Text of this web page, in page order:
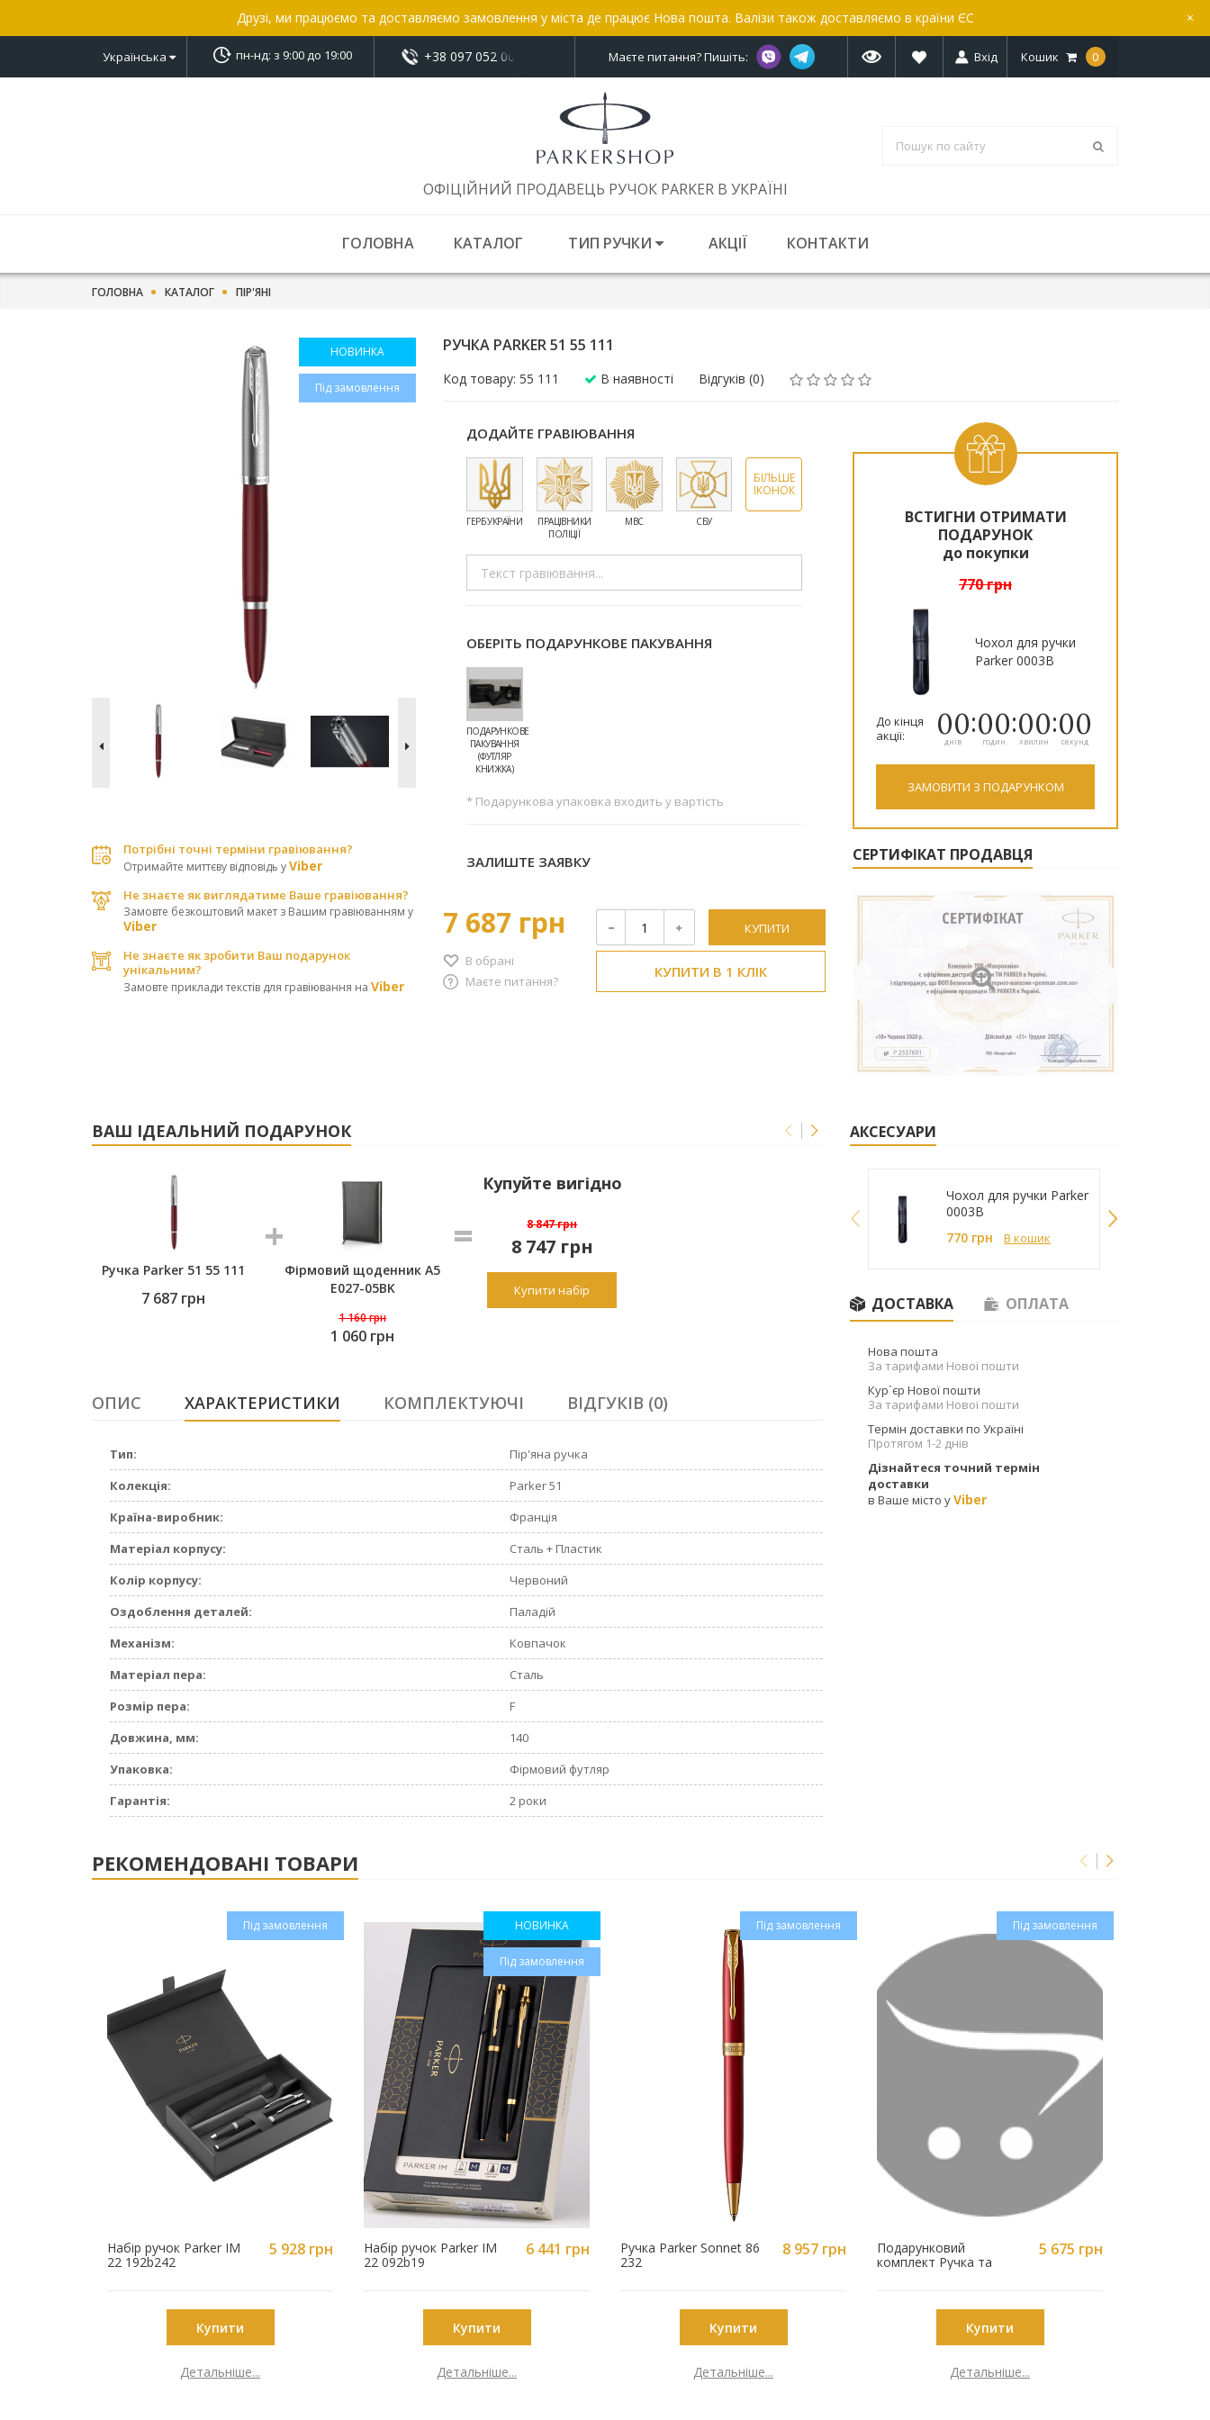
Друзі, ми працюємо та доставляємо замовлення у міста де працює Нова пошта. Валізи також доставляємо в країни ЄС ×
Українська пн-нд: з 9:00 до 19:00 +38 097 052 00 52
показати номер Маєте питання? Пишіть: Вхід Кошик 0
ОФІЦІЙНИЙ ПРОДАВЕЦЬ РУЧОК PARKER В УКРАЇНІ
ГОЛОВНА КАТАЛОГ ТИП РУЧКИ АКЦІЇ КОНТАКТИ
ГОЛОВНА КАТАЛОГ ПІР'ЯНІ
НОВИНКА
Під замовлення
Потрібні точні терміни гравіювання?
Отримайте миттєву відповідь уViber
Не знаєте як виглядатиме Ваше гравіювання?
Замовте безкоштовий макет з Вашим гравіюванням у
Viber
Не знаєте як зробити Ваш подарунок
унікальним?
Замовте приклади текстів для гравіювання на Viber
РУЧКА PARKER 51 55 111
Код товару: 55 111 В наявності Відгуків (0)
ДОДАЙТЕ ГРАВІЮВАННЯ
ГЕРБ УКРАЇНИ
ПРАЦІВНИКИ
ПОЛІЦІЇ
МВС СБУ
БЮРО
РОЗСЛІДУВАНЬ
КАРНИЙ
РОЗШУК
ПРАЦІВНИКИ
ПРОКУРАТУРИ
БІЛЬШЕ
ІКОНОК
ОБЕРІТЬ ПОДАРУНКОВЕ ПАКУВАННЯ
ПОДАРУНКОВЕ
ПАКУВАННЯ
(ФУТЛЯР
КНИЖКА)
* Подарункова упаковка входить у вартість
ЗАЛИШТЕ ЗАЯВКУ
7 687 грн
КУПИТИ
В обрані
Маєте питання?
КУПИТИ В 1 КЛІК
ВСТИГНИ ОТРИМАТИ
ПОДАРУНОК
до покупки
770 грн
Чохол для ручки
Parker 0003B
До кінця
акції:
00
днів
00
годин
00
хвилин
00
секунд
ЗАМОВИТИ З ПОДАРУНКОМ
СЕРТИФІКАТ ПРОДАВЦЯ
ВАШ ІДЕАЛЬНИЙ ПОДАРУНОК
Ручка Parker 51 55 111
7 687 грн
Фірмовий щоденник A5
E027-05BK
1 160грн
1 060 грн
Купуйте вигідно
8 847 грн
8 747 грн
Купити набір 7 687грн
ОПИС ХАРАКТЕРИСТИКИ КОМПЛЕКТУЮЧІ ВІДГУКІВ (0)
Тип:
Пір'яна ручка
Колекція:
Parker 51
Країна-виробник:
Франція
Матеріал корпусу:
Сталь + Пластик
Колір корпусу:
Червоний
Оздоблення деталей:
Паладій
Механізм:
Ковпачок
Матеріал пера:
Сталь
Розмір пера:
F
Довжина, мм:
140
Упаковка:
Фірмовий футляр
Гарантія:
2 роки
АКСЕСУАРИ
Чохол для ручки Parker
0003B
770 грн
В кошик
ДОСТАВКА ОПЛАТА
Нова пошта
За тарифами Нової пошти
Кур`єр Нової пошти
За тарифами Нової пошти
Термін доставки по Україні
Протягом 1-2 днів
Дізнайтеся точний термін
доставки
в Ваше місто уViber
РЕКОМЕНДОВАНІ ТОВАРИ
Під замовлення
Набір ручок Parker IM
22 192b242
5 928 грн
Купити
Детальніше...
НОВИНКА
Під замовлення
Набір ручок Parker IM
22 092b19
6 441 грн
Купити
Детальніше...
Під замовлення
Ручка Parker Sonnet 86
232
8 957 грн
Купити
Детальніше...
Під замовлення
Подарунковий
комплект Ручка та
Медицина 22-022-A5-
5 675 грн
Купити
Детальніше...